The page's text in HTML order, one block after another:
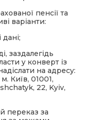
пенсії та
варіанти:
заздалегідь
у конверт із
на адресу:
Київ, 01001,
22, Kyiv,
переказ за